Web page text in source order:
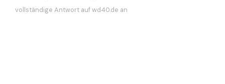
vollständige Antwort auf wd40.de an